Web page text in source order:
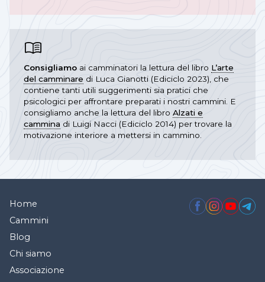
Consigliamo ai camminatori la lettura del libro L’arte
del camminare di Luca Gianotti (Ediciclo 2023), che
contiene tanti utili suggerimenti sia pratici che
psicologici per affrontare preparati i nostri cammini. E
consigliamo anche la lettura del libro Alzati e
cammina di Luigi Nacci (Ediciclo 2014) per trovare la
motivazione interiore a mettersi in cammino.
Home
Cammini
Blog
Chi siamo
Associazione